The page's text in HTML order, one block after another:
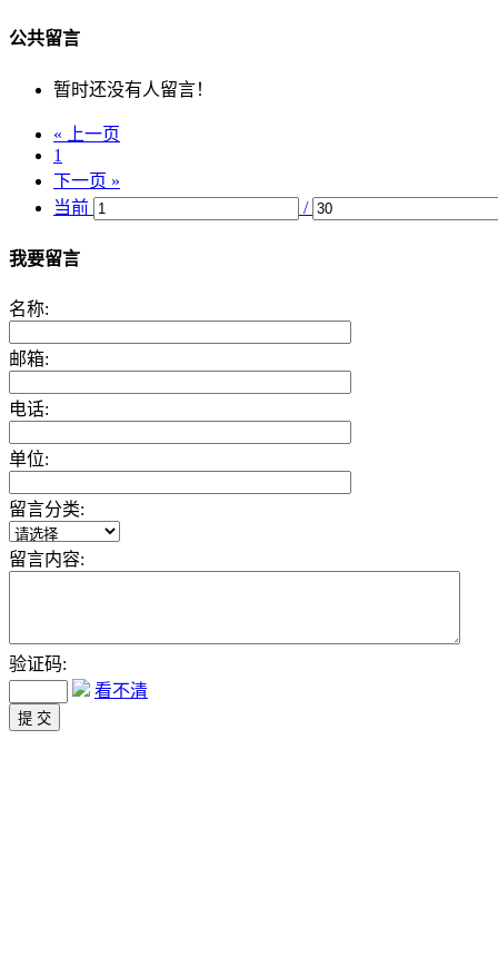
公共留言
暂时还没有人留言！
« 上一页
1
下一页 »
当前
/
我要留言
名称:
邮箱:
电话:
单位:
留言分类:
留言内容:
验证码:
看不清